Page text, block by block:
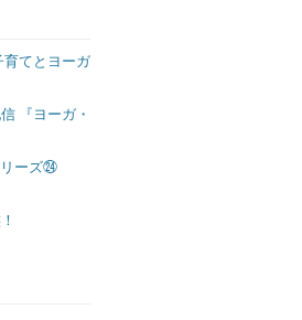
てとヨーガ
『ヨーガ・
ーズ㉔